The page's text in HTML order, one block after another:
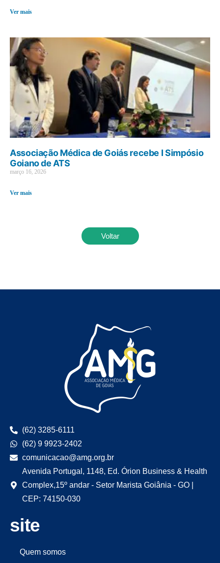
Ver mais
Associação Médica de Goiás recebe I Simpósio
Goiano de ATS
março 16, 2026
Ver mais
Voltar
(62) 3285-6111
(62) 9 9923-2402
comunicacao@amg.org.br
Avenida Portugal, 1148, Ed. Órion Business & Health
Complex,15º andar - Setor Marista Goiânia - GO |
CEP: 74150-030
site
Quem somos